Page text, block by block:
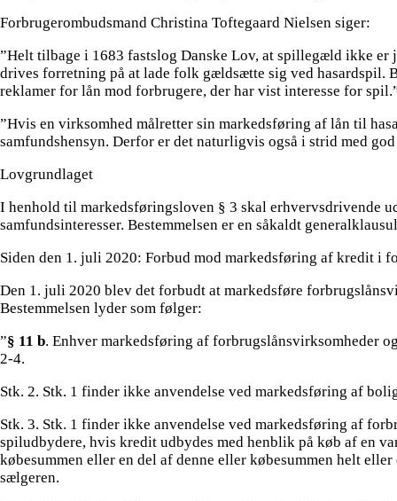
Forbrugerombudsmand Christina Toftegaard Nielsen siger:
”Helt tilbage i 1683 fastslog Danske Lov, at spillegæld ikke er
drives forretning på at lade folk gældsætte sig ved hasardspil.
reklamer for lån mod forbrugere, der har vist interesse for
”Hvis en virksomhed målretter sin markedsføring af lån til
samfundshensyn. Derfor er det naturligvis også i strid med
Lovgrundlaget
I henhold til markedsføringsloven § 3 skal erhvervsdrivende
samfundsinteresser. Bestemmelsen er en såkaldt
Siden den 1. juli 2020: Forbud mod markedsføring af kredit i
Den 1. juli 2020 blev det forbudt at markedsføre
Bestemmelsen lyder som følger:
”§ 11 b. Enhver markedsføring af forbrugslånsvirksomheder
2-4.
Stk. 2. Stk. 1 finder ikke anvendelse ved markedsføring af
Stk. 3. Stk. 1 finder ikke anvendelse ved markedsføring af
spiludbydere, hvis kredit udbydes med henblik på køb af en
købesummen eller en del af denne eller købesummen helt
sælgeren.